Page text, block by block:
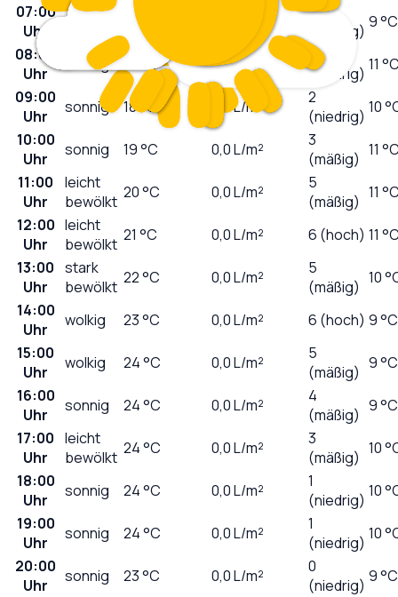
07:00
Uhr
sonnig °C
0
(niedrig) 9 °C
08:00
Uhr
sonnig °C 0,0L/m²
(niedrig) 11
09:00
Uhr
sonnig 18°C 0,0L/m²
2
(niedrig) 10
10:00
Uhr
sonnig 19°C 0,0L/m²
3
(mäßig) 11
11:00
Uhr
leicht
bewölkt 20°C 0,0L/m²
5
(mäßig) 11
12:00
Uhr
leicht
bewölkt 21 °C 0,0L/m² 6 (hoch) 11
13:00
Uhr
stark
bewölkt 22°C 0,0L/m²
5
(mäßig) 10
14:00
Uhr
wolkig 23°C 0,0L/m² 6 (hoch) 9 °C
15:00
Uhr
wolkig 24°C 0,0L/m²
5
(mäßig) 9 °C
16:00
Uhr
sonnig 24°C 0,0L/m²
4
(mäßig) 9 °C
17:00
Uhr
leicht
bewölkt 24°C 0,0L/m²
3
(mäßig) 10
18:00
Uhr
sonnig 24°C 0,0L/m²
1
(niedrig) 10
19:00
Uhr
sonnig 24°C 0,0L/m²
1
(niedrig) 10
20:00
Uhr
sonnig 23°C 0,0L/m²
0
(niedrig) 9 °C